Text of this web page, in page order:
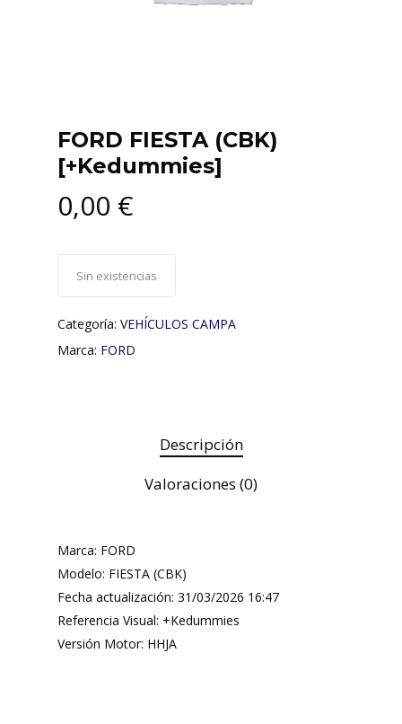
FORD FIESTA (CBK)
[+Kedummies]
0,00 €
Sin existencias
Categoría: VEHÍCULOS CAMPA
Marca: FORD
Descripción
Valoraciones (0)
Marca: FORD
Modelo: FIESTA (CBK)
Fecha actualización: 31/03/2026 16:47
Referencia Visual: +Kedummies
Versión Motor: HHJA